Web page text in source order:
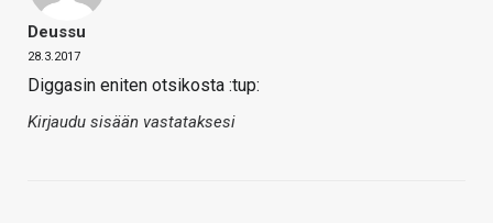
Deussu
28.3.2017
Diggasin eniten otsikosta :tup:
Kirjaudu sisään vastataksesi